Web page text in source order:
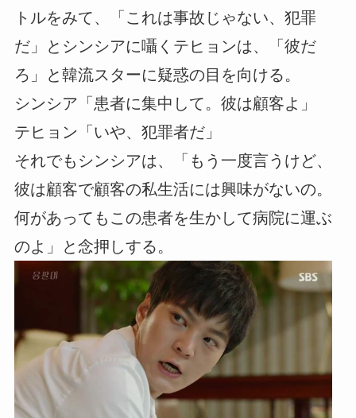
トルをみて、「これは事故じゃない、犯罪
だ」とシンシアに囁くテヒョンは、「彼だ
ろ」と韓流スターに疑惑の目を向ける。
シンシア「患者に集中して。彼は顧客よ」
テヒョン「いや、犯罪者だ」
それでもシンシアは、「もう一度言うけど、
彼は顧客で顧客の私生活には興味がないの。
何があってもこの患者を生かして病院に運ぶ
のよ」と念押しする。